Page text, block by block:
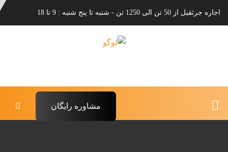
اجاره جرثقیل از 50 تن الی 1250 تن - شنبه تا پنج شنبه : 9 تا 18
مشاوره رایگان